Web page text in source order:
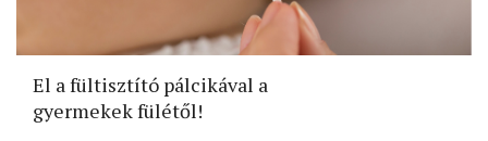
El a fültisztító pálcikával a
gyermekek fülétől!